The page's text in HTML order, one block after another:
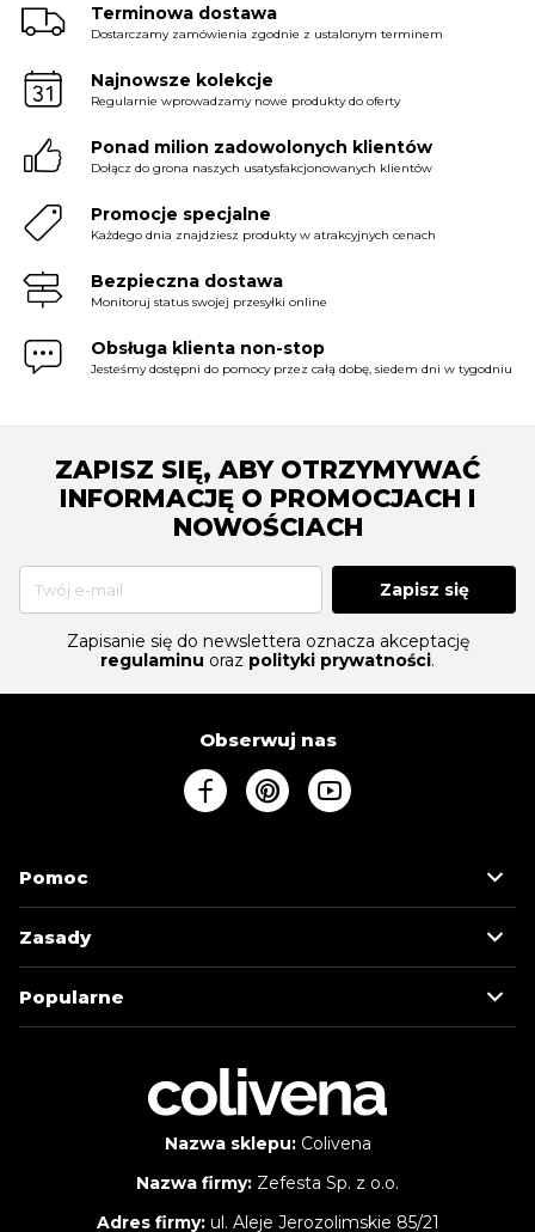
Terminowa dostawa
Dostarczamy zamówienia zgodnie z ustalonym terminem
Najnowsze kolekcje
Regularnie wprowadzamy nowe produkty do oferty
Ponad milion zadowolonych klientów
Dołącz do grona naszych usatysfakcjonowanych klientów
Promocje specjalne
Każdego dnia znajdziesz produkty w atrakcyjnych cenach
Bezpieczna dostawa
Monitoruj status swojej przesyłki online
Obsługa klienta non-stop
Jesteśmy dostępni do pomocy przez całą dobę, siedem dni w tygodniu
ZAPISZ SIĘ, ABY OTRZYMYWAĆ
INFORMACJĘ O PROMOCJACH I
NOWOŚCIACH
Zapisz się
Zapisanie się do newslettera oznacza akceptację
regulaminu oraz polityki prywatności.
Obserwuj nas
Pomoc
Zasady
Popularne
Nazwa sklepu:Colivena
Nazwa firmy: Zefesta Sp. z o.o.
Adres firmy:ul. Aleje Jerozolimskie 85/21